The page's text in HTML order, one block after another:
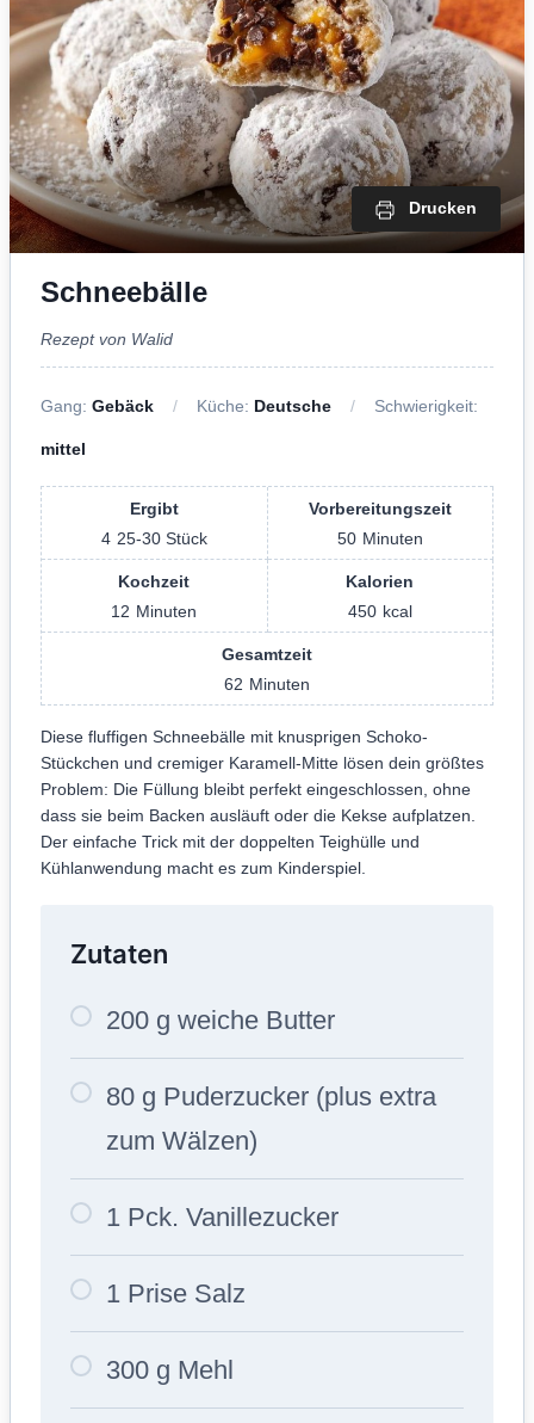
Drucken
Schneebälle
Rezept von Walid
Gang: Gebäck Küche: Deutsche Schwierigkeit:
mittel
Ergibt
4 25-30 Stück
Vorbereitungszeit
50 Minuten
Kochzeit
12 Minuten
Kalorien
450 kcal
Gesamtzeit
62 Minuten
Diese fluffigen Schneebälle mit knusprigen Schoko-
Stückchen und cremiger Karamell-Mitte lösen dein größtes
Problem: Die Füllung bleibt perfekt eingeschlossen, ohne
dass sie beim Backen ausläuft oder die Kekse aufplatzen.
Der einfache Trick mit der doppelten Teighülle und
Kühlanwendung macht es zum Kinderspiel.
Zutaten
200 g weiche Butter
80 g Puderzucker (plus extra
zum Wälzen)
1 Pck. Vanillezucker
1 Prise Salz
300 g Mehl